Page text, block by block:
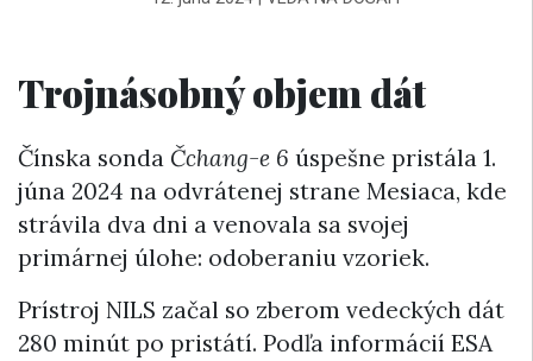
Trojnásobný objem dát
Čínska sonda Čchang-e 6 úspešne pristála 1.
júna 2024 na odvrátenej strane Mesiaca, kde
strávila dva dni a venovala sa svojej
primárnej úlohe: odoberaniu vzoriek.
Prístroj NILS začal so zberom vedeckých dát
280 minút po pristátí. Podľa informácií ESA